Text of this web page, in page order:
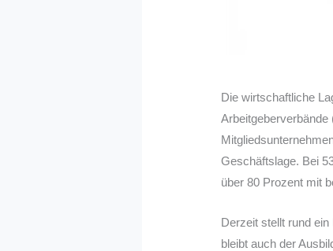
Die wirtschaftliche
Geschäftslage. Bei
über 80 Prozent mit
Derzeit stellt rund
bleibt auch der